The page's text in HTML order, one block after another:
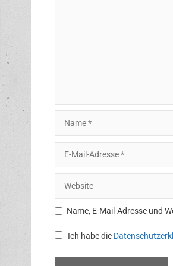
Mail-
Adresse
Name, E-Mail-Adresse und
Ich habe die